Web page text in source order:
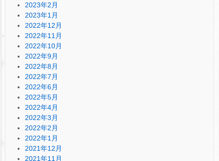
2023年2月
2023年1月
2022年12月
2022年11月
2022年10月
2022年9月
2022年8月
2022年7月
2022年6月
2022年5月
2022年4月
2022年3月
2022年2月
2022年1月
2021年12月
2021年11月